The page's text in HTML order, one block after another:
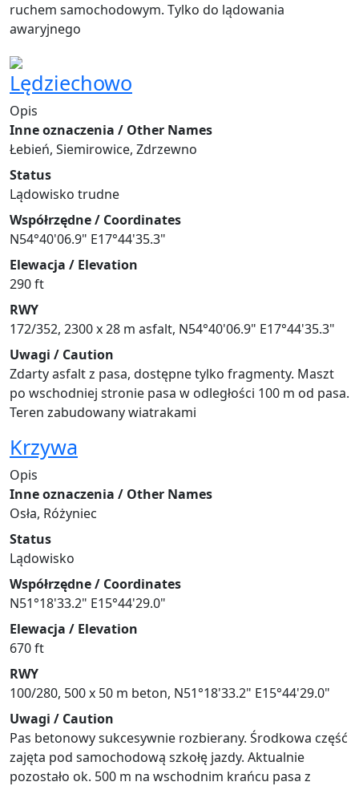
ruchem samochodowym. Tylko do lądowania
awaryjnego
Lędziechowo
Opis
Inne oznaczenia / Other Names
Łebień, Siemirowice, Zdrzewno
Status
Lądowisko trudne
Współrzędne / Coordinates
N54°40'06.9" E17°44'35.3"
Elewacja / Elevation
290 ft
RWY
172/352, 2300 x 28 m asfalt, N54°40'06.9" E17°44'35.3"
Uwagi / Caution
Zdarty asfalt z pasa, dostępne tylko fragmenty. Maszt
po wschodniej stronie pasa w odległości 100 m od pasa.
Teren zabudowany wiatrakami
Krzywa
Opis
Inne oznaczenia / Other Names
Osła, Różyniec
Status
Lądowisko
Współrzędne / Coordinates
N51°18'33.2" E15°44'29.0"
Elewacja / Elevation
670 ft
RWY
100/280, 500 x 50 m beton, N51°18'33.2" E15°44'29.0"
Uwagi / Caution
Pas betonowy sukcesywnie rozbierany. Środkowa część
zajęta pod samochodową szkołę jazdy. Aktualnie
pozostało ok. 500 m na wschodnim krańcu pasa z